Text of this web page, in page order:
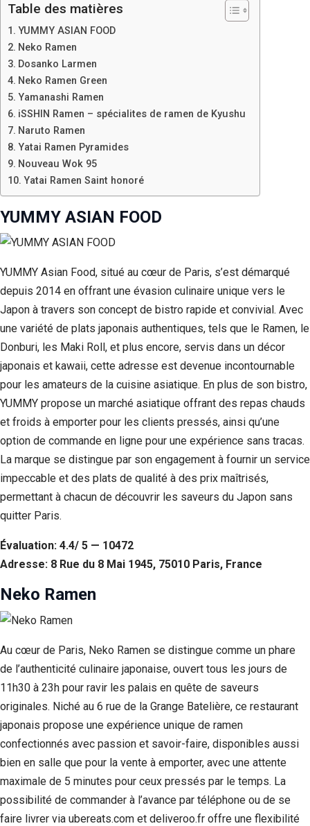
Table des matières
YUMMY ASIAN FOOD
Neko Ramen
Dosanko Larmen
Neko Ramen Green
Yamanashi Ramen
iSSHIN Ramen – spécialites de ramen de Kyushu
Naruto Ramen
Yatai Ramen Pyramides
Nouveau Wok 95
Yatai Ramen Saint honoré
YUMMY ASIAN FOOD
YUMMY Asian Food, situé au cœur de Paris, s’est démarqué
depuis 2014 en offrant une évasion culinaire unique vers le
Japon à travers son concept de bistro rapide et convivial. Avec
une variété de plats japonais authentiques, tels que le Ramen, le
Donburi, les Maki Roll, et plus encore, servis dans un décor
japonais et kawaii, cette adresse est devenue incontournable
pour les amateurs de la cuisine asiatique. En plus de son bistro,
YUMMY propose un marché asiatique offrant des repas chauds
et froids à emporter pour les clients pressés, ainsi qu’une
option de commande en ligne pour une expérience sans tracas.
La marque se distingue par son engagement à fournir un service
impeccable et des plats de qualité à des prix maîtrisés,
permettant à chacun de découvrir les saveurs du Japon sans
quitter Paris.
Évaluation: 4.4/ 5 — 10472
Adresse: 8 Rue du 8 Mai 1945, 75010 Paris, France
Neko Ramen
Au cœur de Paris, Neko Ramen se distingue comme un phare
de l’authenticité culinaire japonaise, ouvert tous les jours de
11h30 à 23h pour ravir les palais en quête de saveurs
originales. Niché au 6 rue de la Grange Batelière, ce restaurant
japonais propose une expérience unique de ramen
confectionnés avec passion et savoir-faire, disponibles aussi
bien en salle que pour la vente à emporter, avec une attente
maximale de 5 minutes pour ceux pressés par le temps. La
possibilité de commander à l’avance par téléphone ou de se
faire livrer via ubereats.com et deliveroo.fr offre une flexibilité
Marketing
En partageant
votre
comportement
lorsque vous
visitez notre
augmentez les
chances de
voir du
contenu et des
offres